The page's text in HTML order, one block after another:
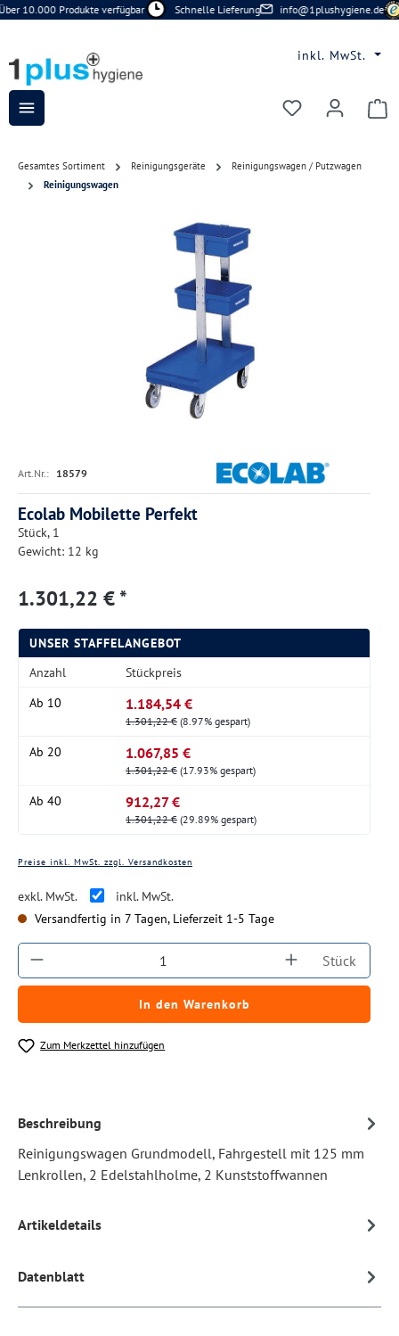
Zum Hauptinhalt springen
10.000 Produkte verfügbar Schnelle Lieferung info@1plushygiene.de
inkl. MwSt.
Du hast 0
Gesamtes Sortiment Reinigungsgeräte
Reinigungswagen / Putzwagen
Reinigungswagen
Bildergalerie überspringen
Art.Nr.: 18579
Ecolab Mobilette Perfekt
Stück, 1
Gewicht: 12 kg
1.301,22 € *
UNSER STAFFELANGEBOT
Anzahl
Stückpreis
Ab 10 1.184,54 €
1.301,22 € (8.97% gespart)
Ab 20 1.067,85 €
1.301,22 € (17.93% gespart)
Ab 40 912,27 €
1.301,22 € (29.89% gespart)
Preise inkl. MwSt. zzgl. Versandkosten
exkl. MwSt.
inkl. MwSt.
Versandfertig in 7 Tagen, Lieferzeit 1-5 Tage
Produkt Anzahl: Gib den gewünschten
Stück
In den Warenkorb
Zum Merkzettel hinzufügen
Beschreibung
Reinigungswagen Grundmodell, Fahrgestell mit 125 mm
Lenkrollen, 2 Edelstahlholme, 2 Kunststoffwannen
Artikeldetails
Datenblatt